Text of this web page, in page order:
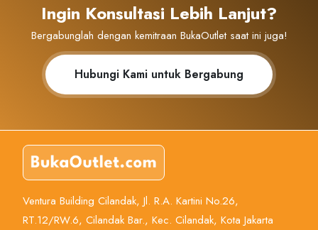
Ingin Konsultasi Lebih Lanjut?
Bergabunglah dengan kemitraan BukaOutlet saat ini juga!
Hubungi Kami untuk Bergabung
Ventura Building Cilandak, Jl. R.A. Kartini No.26,
RT.12/RW.6, Cilandak Bar., Kec. Cilandak, Kota Jakarta